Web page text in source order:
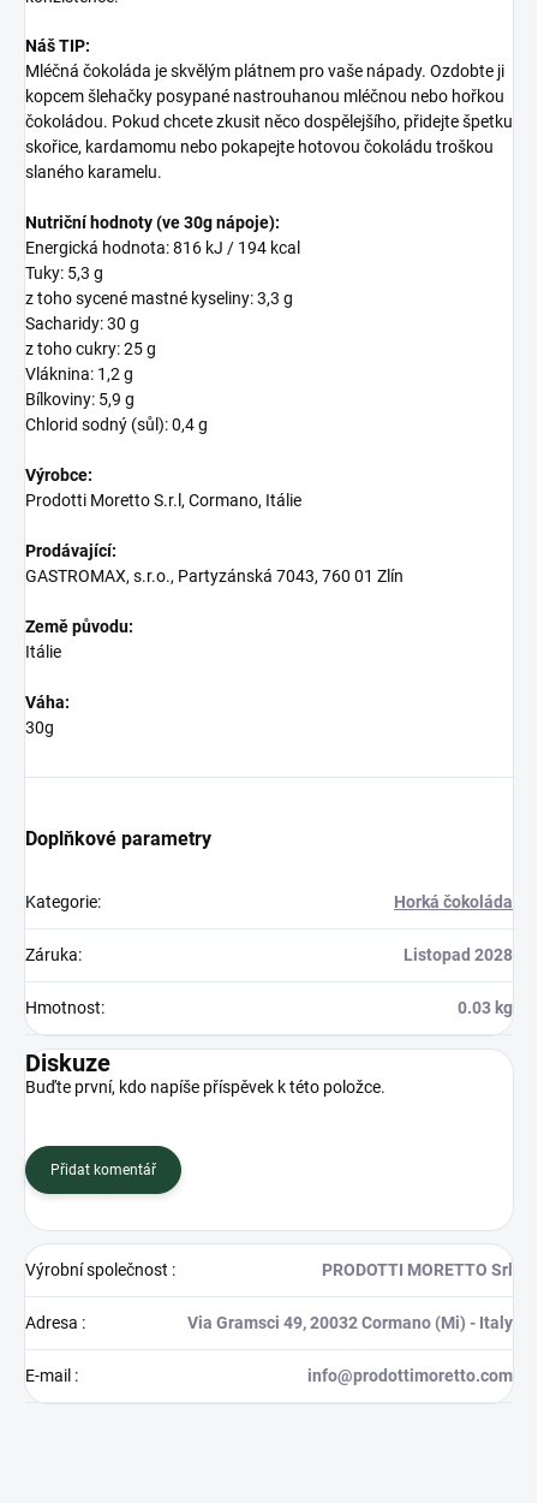
Náš TIP:
Mléčná čokoláda je skvělým plátnem pro vaše nápady. Ozdobte ji
kopcem šlehačky posypané nastrouhanou mléčnou nebo hořkou
čokoládou. Pokud chcete zkusit něco dospělejšího, přidejte špetku
skořice, kardamomu nebo pokapejte hotovou čokoládu troškou
slaného karamelu.
Nutriční hodnoty (ve 30g nápoje):
Energická hodnota: 816 kJ / 194 kcal
Tuky: 5,3 g
z toho sycené mastné kyseliny: 3,3 g
Sacharidy: 30 g
z toho cukry: 25 g
Vláknina: 1,2 g
Bílkoviny: 5,9 g
Chlorid sodný (sůl): 0,4 g
Výrobce:
Prodotti Moretto S.r.l, Cormano, Itálie
Prodávající:
GASTROMAX, s.r.o., Partyzánská 7043, 760 01 Zlín
Země původu:
Itálie
Váha:
30g
Doplňkové parametry
Kategorie: Horká čokoláda
Záruka: Listopad 2028
Hmotnost: 0.03 kg
Diskuze
Buďte první, kdo napíše příspěvek k této položce.
Přidat komentář
Výrobní společnost : PRODOTTI MORETTO Srl
Adresa : Via Gramsci 49, 20032 Cormano (Mi) - Italy
E-mail : info@prodottimoretto.com